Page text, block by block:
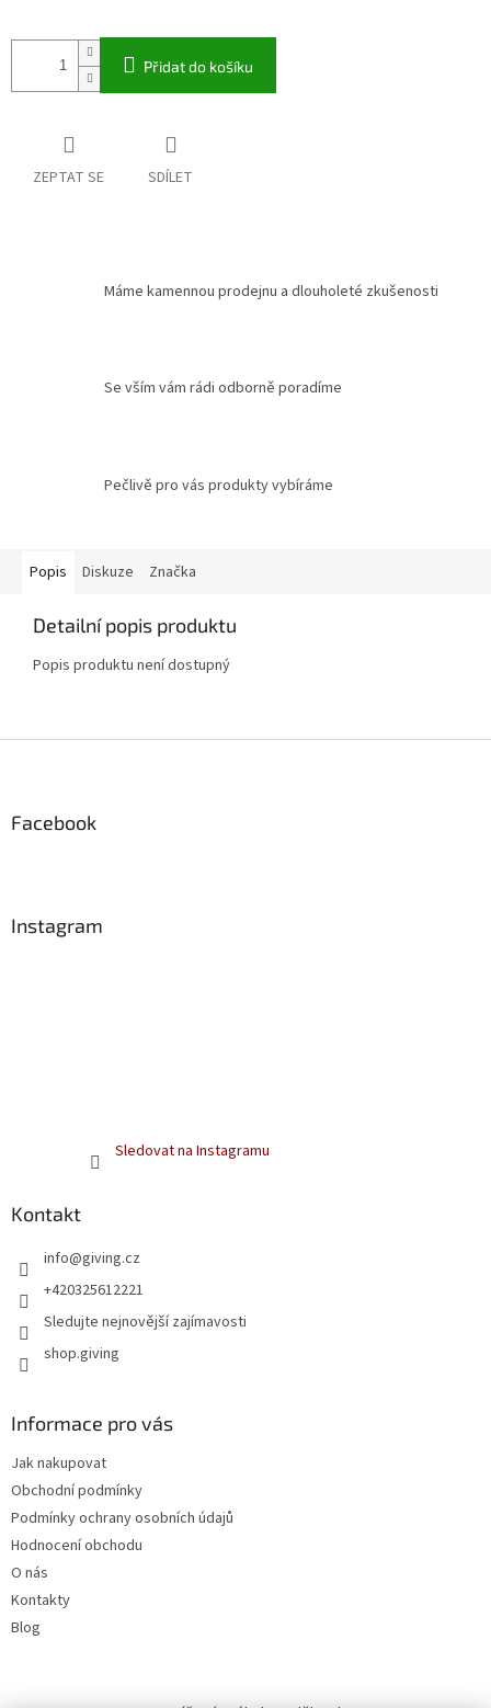
Přidat do košíku
ZEPTAT SE SDÍLET
Máme kamennou prodejnu a dlouholeté zkušenosti
Se vším vám rádi odborně poradíme
Pečlivě pro vás produkty vybíráme
Popis Diskuze Značka
Detailní popis produktu
Popis produktu není dostupný
Facebook
Instagram
Sledovat na Instagramu
Kontakt
info@giving.cz
+420325612221
Sledujte nejnovější zajímavosti
shop.giving
Informace pro vás
Jak nakupovat
Obchodní podmínky
Podmínky ochrany osobních údajů
Hodnocení obchodu
O nás
Kontakty
Blog